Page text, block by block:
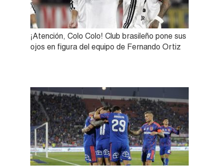
¡Atención, Colo Colo! Club brasileño pone sus
ojos en figura del equipo de Fernando Ortiz